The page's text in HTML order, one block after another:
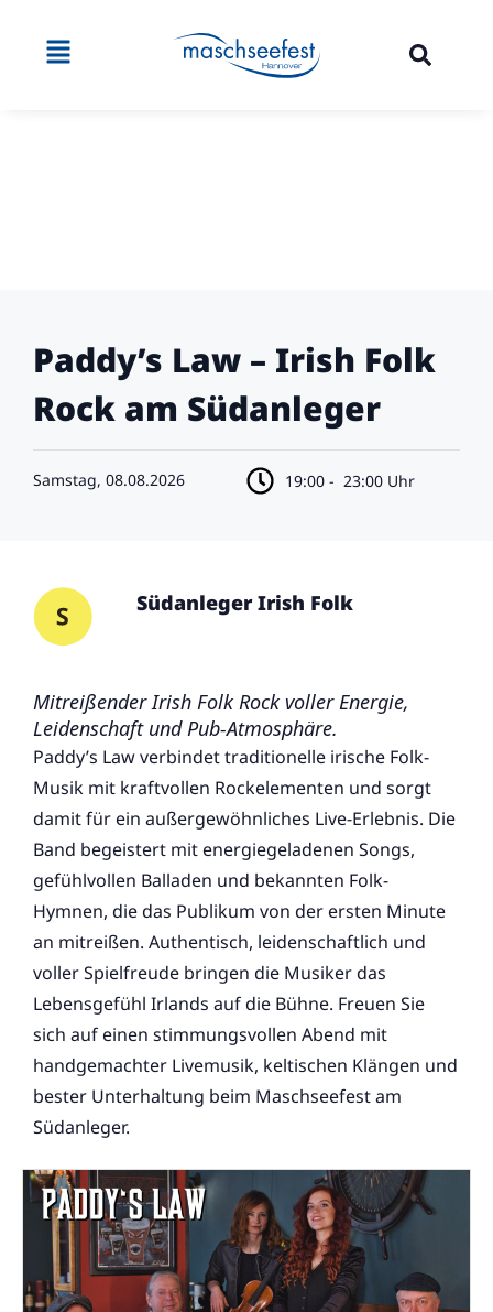
Paddy’s Law – Irish Folk
Rock am Südanleger
Samstag, 08.08.2026 19:00 - 23:00 Uhr
Südanleger Irish Folk
Mitreißender Irish Folk Rock voller Energie,
Leidenschaft und Pub-Atmosphäre.
Paddy’s Law verbindet traditionelle irische Folk-
Musik mit kraftvollen Rockelementen und sorgt
damit für ein außergewöhnliches Live-Erlebnis. Die
Band begeistert mit energiegeladenen Songs,
gefühlvollen Balladen und bekannten Folk-
Hymnen, die das Publikum von der ersten Minute
an mitreißen. Authentisch, leidenschaftlich und
voller Spielfreude bringen die Musiker das
Lebensgefühl Irlands auf die Bühne. Freuen Sie
sich auf einen stimmungsvollen Abend mit
handgemachter Livemusik, keltischen Klängen und
bester Unterhaltung beim Maschseefest am
Südanleger.